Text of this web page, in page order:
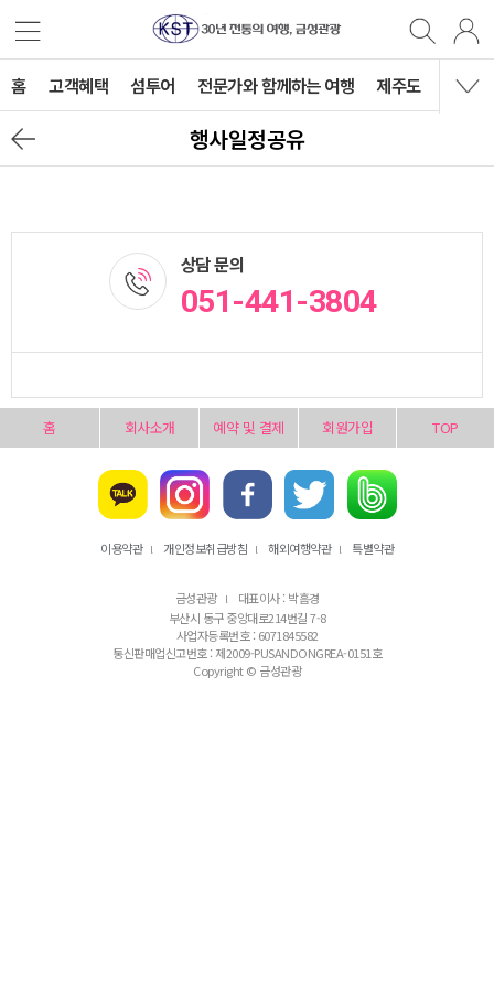
홈 고객혜택 섬투어 전문가와 함께하는 여행 제주도 국내
행사일정공유
상담 문의
051-441-3804
홈 회사소개 예약 및 결제 회원가입 TOP
이용약관 l 개인정보취급방침 l 해외여행약관 l 특별약관
금성관광 l
대표이사 : 박흠경
부산시 동구 중앙대로214번길 7-8
사업자등록번호 : 6071845582
통신판매업신고번호 : 제2009-PUSANDONGREA-0151호
Copyright © 금성관광